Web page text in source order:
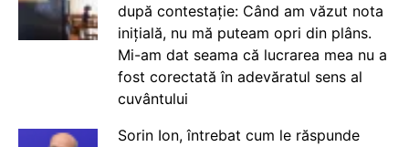
după contestație: Când am văzut nota
inițială, nu mă puteam opri din plâns.
Mi-am dat seama că lucrarea mea nu a
fost corectată în adevăratul sens al
cuvântului
Sorin Ion, întrebat cum le răspunde